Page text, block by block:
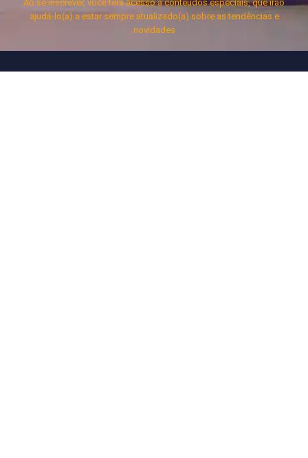
Ao se inscrever, você terá acesso a conteúdos especiais, que irão
ajudá-lo(a) a estar sempre atualizado(a) sobre as tendências e
novidades